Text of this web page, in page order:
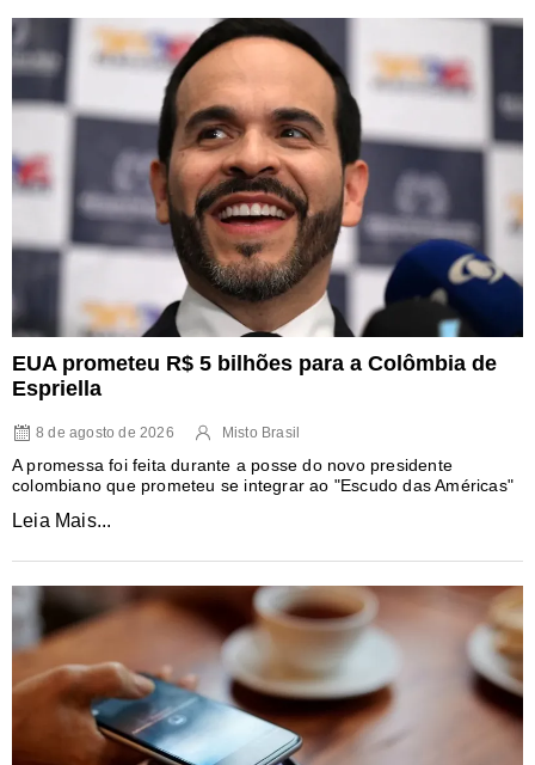
EUA prometeu R$ 5 bilhões para a Colômbia de
Espriella
8 de agosto de 2026 Misto Brasil
A promessa foi feita durante a posse do novo presidente
colombiano que prometeu se integrar ao "Escudo das Américas"
Leia Mais...